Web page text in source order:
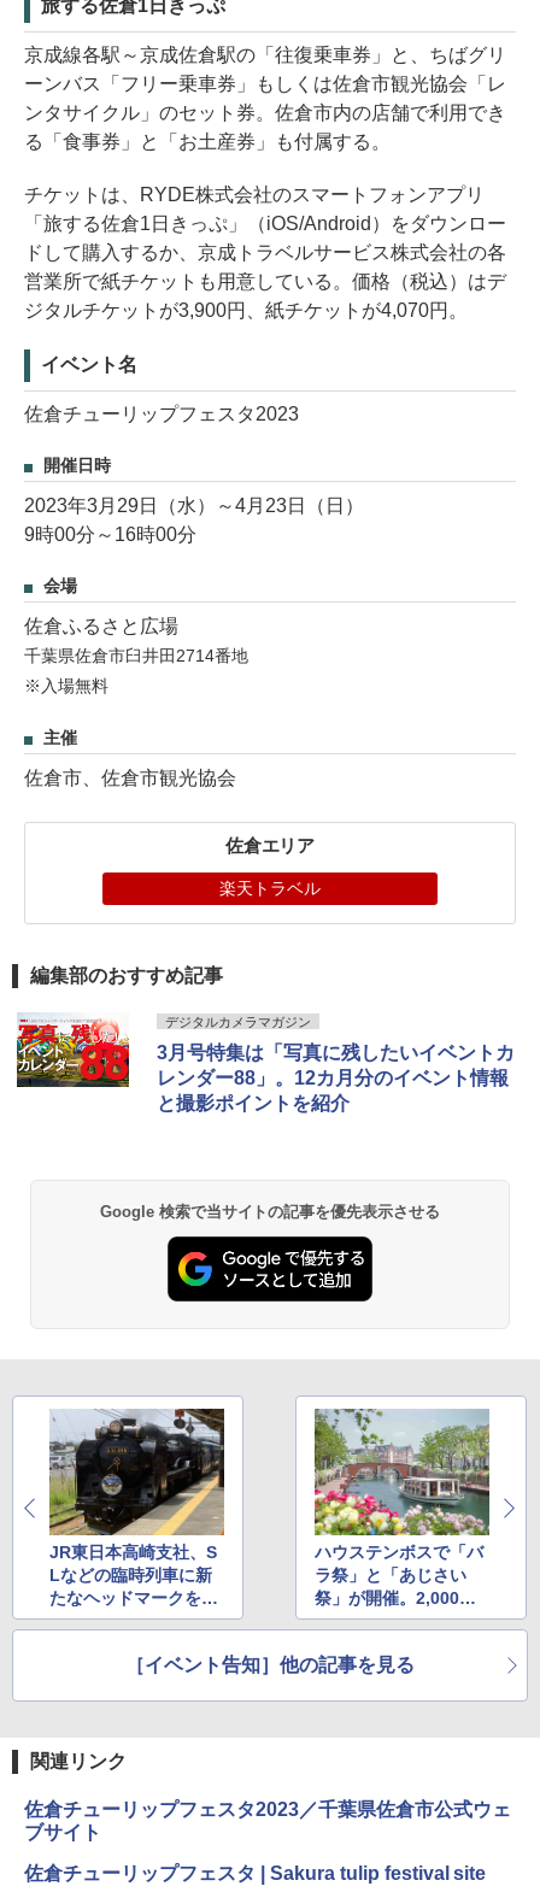
旅する佐倉1日きっぷ
京成線各駅～京成佐倉駅の「往復乗車券」と、ちばグリ
ーンバス「フリー乗車券」もしくは佐倉市観光協会「レ
ンタサイクル」のセット券。佐倉市内の店舗で利用でき
る「食事券」と「お土産券」も付属する。
チケットは、RYDE株式会社のスマートフォンアプリ
「旅する佐倉1日きっぷ」（iOS/Android）をダウンロー
ドして購入するか、京成トラベルサービス株式会社の各
営業所で紙チケットも用意している。価格（税込）はデ
ジタルチケットが3,900円、紙チケットが4,070円。
イベント名
佐倉チューリップフェスタ2023
開催日時
2023年3月29日（水）～4月23日（日）
9時00分～16時00分
会場
佐倉ふるさと広場
千葉県佐倉市臼井田2714番地
※入場無料
主催
佐倉市、佐倉市観光協会
佐倉エリア
楽天トラベル
編集部のおすすめ記事
デジタルカメラマガジン
3月号特集は「写真に残したいイベントカ
レンダー88」。12カ月分のイベント情報
と撮影ポイントを紹介
Google 検索で当サイトの記事を優先表示させる
JR東日本高崎支社、S
Lなどの臨時列車に新
たなヘッドマークを装
着。体験イベントも多
ハウステンボスで「バ
ラ祭」と「あじさい
祭」が開催。2,000品
種100万本のバラが街
［イベント告知］他の記事を見る
関連リンク
佐倉チューリップフェスタ2023／千葉県佐倉市公式ウェ
ブサイト
佐倉チューリップフェスタ | Sakura tulip festival site